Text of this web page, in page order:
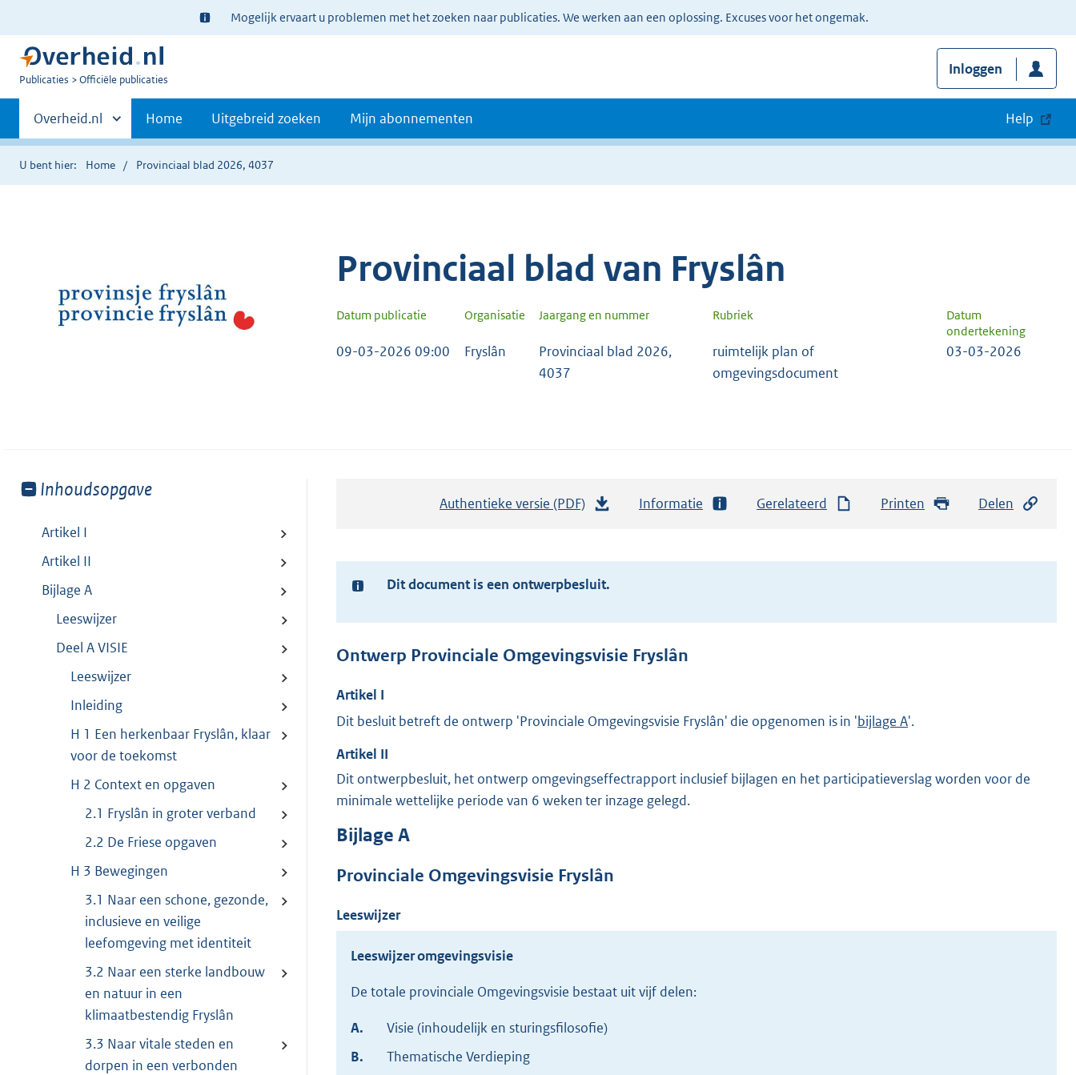
Ter
informatie:
Mogelijk ervaart u problemen met het zoeken naar publicaties. We werken aan een oplossing. Excuses voor het ongemak.
U
Publicaties Officiële publicaties
Inloggen
Primaire
navigatie
Andere
sites
binnen
Overheid.nl Home Uitgebreid zoeken Mijn abonnementen Help
U bent hier: Home Provinciaal blad 2026, 4037
Provinciaal blad van Fryslân
Datum publicatie Organisatie Jaargang en nummer Rubriek
Datum
ondertekening
09-03-2026 09:00 Fryslân
Provinciaal blad 2026,
4037
ruimtelijk plan of
omgevingsdocument
03-03-2026
Toon
van:
Inhoudsopgave
Artikel I
Artikel II
Bijlage A
Leeswijzer
Deel A VISIE
Leeswijzer
Inleiding
H 1 Een herkenbaar Fryslân, klaar
voor de toekomst
H 2 Context en opgaven
2.1 Fryslân in groter verband
2.2 De Friese opgaven
H 3 Bewegingen
3.1 Naar een schone, gezonde,
inclusieve en veilige
leefomgeving met identiteit
3.2 Naar een sterke landbouw
en natuur in een
klimaatbestendig Fryslân
3.3 Naar vitale steden en
dorpen in een verbonden
Authentieke versie (PDF)
a
s
o
t
e
M
Informatie Gerelateerd Printen Delen
Ter
Dit document is een ontwerpbesluit.
Ontwerp Provinciale Omgevingsvisie Fryslân
Artikel I
Dit besluit betreft de ontwerp 'Provinciale Omgevingsvisie Fryslân' die opgenomen is in 'bijlage A'.
Artikel II
Dit ontwerpbesluit, het ontwerp omgevingseffectrapport inclusief bijlagen en het participatieverslag worden voor de
minimale wettelijke periode van 6 weken ter inzage gelegd.
Bijlage A
Provinciale Omgevingsvisie Fryslân
Leeswijzer
Leeswijzer omgevingsvisie
De totale provinciale Omgevingsvisie bestaat uit vijf delen:
A.
Visie (inhoudelijk en sturingsfilosofie)
B.
Thematische Verdieping